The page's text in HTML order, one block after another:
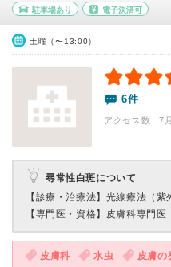
駐車場あり 電子決済可
土曜（〜13:00）
6件
アクセス数 7
尋常性白斑について
【診療・治療法】 光線療法（紫
【専門医・資格】 皮膚科専門医
皮膚科 水虫 皮膚の